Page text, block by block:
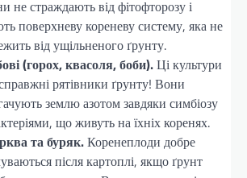
не страждають від фітофторозу і
поверхневу кореневу систему, яка не
від ущільненого ґрунту.
(горох, квасоля, боби).Ці культури
рятівники ґрунту! Вони
землю азотом завдяки симбіозу
що живуть на їхніх коренях.
та буряк.Коренеплоди добре
після картоплі, якщо ґрунт